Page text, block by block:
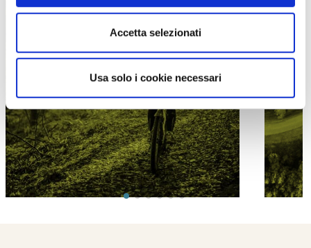
Accetta selezionati
Usa solo i cookie necessari
PROPOSTE